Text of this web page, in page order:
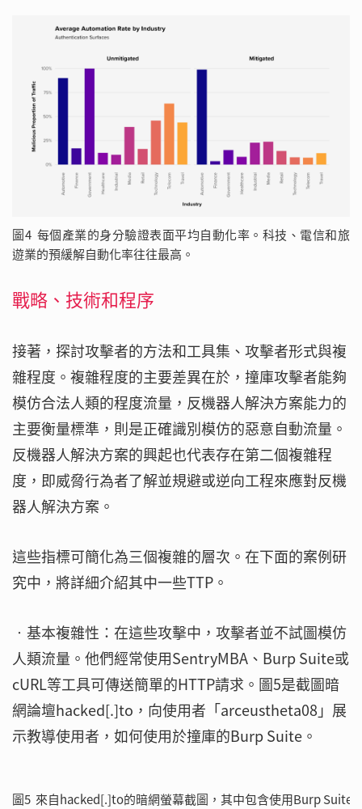
圖4 每個產業的身分驗證表面平均自動化率。科技、電信和旅
遊業的預緩解自動化率往往最高。
戰略、技術和程序
接著，探討攻擊者的方法和工具集、攻擊者形式與複
雜程度。複雜程度的主要差異在於，撞庫攻擊者能夠
模仿合法人類的程度流量，反機器人解決方案能力的
主要衡量標準，則是正確識別模仿的惡意自動流量。
反機器人解決方案的興起也代表存在第二個複雜程
度，即威脅行為者了解並規避或逆向工程來應對反機
器人解決方案。
這些指標可簡化為三個複雜的層次。在下面的案例研
究中，將詳細介紹其中一些TTP。
‧基本複雜性：在這些攻擊中，攻擊者並不試圖模仿
人類流量。他們經常使用SentryMBA、Burp Suite或
cURL等工具可傳送簡單的HTTP請求。圖5是截圖暗
網論壇hacked[.]to，向使用者「arceustheta08」展
示教導使用者，如何使用於撞庫的Burp Suite。
圖5 來自hacked[.]to的暗網螢幕截圖，其中包含使用Burp Suite